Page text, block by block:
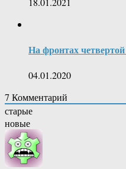
На фронтах
04.01.2020
7 Комментарий
старые
новые